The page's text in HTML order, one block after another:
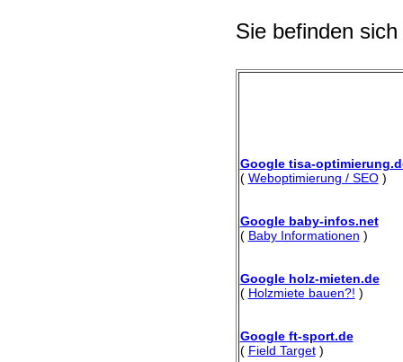
Sie befinden
Google tisa-
( Weboptimierung / SEO)
Google baby-infos.net
( Baby Informationen )
Google holz-mieten.de
( Holzmiete bauen?! )
Google ft-sport.de
( Field Target)